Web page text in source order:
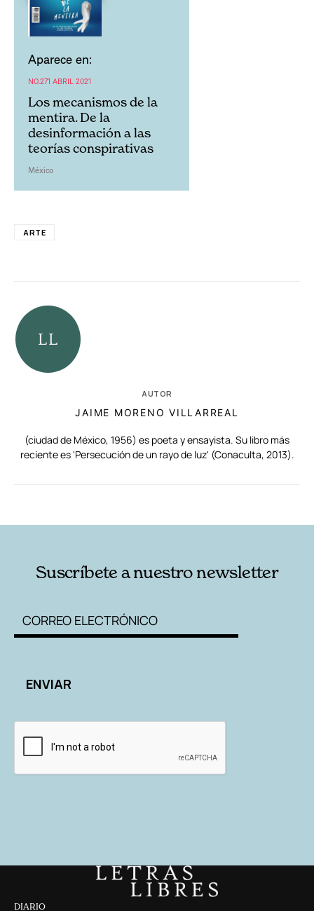
Aparece en:
NO.271 ABRIL 2021
Los mecanismos de la
mentira. De la
desinformación a las
teorías conspirativas
México
ARTE
AUTOR
JAIME MORENO VILLARREAL
(ciudad de México, 1956) es poeta y ensayista. Su libro más
reciente es 'Persecución de un rayo de luz' (Conaculta, 2013).
Suscríbete a nuestro newsletter
DIARIO